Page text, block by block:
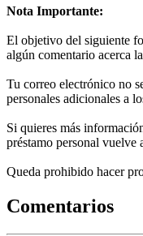
Nota Importante:
El objetivo del siguiente
algún comentario acerca
Tu correo electrónico no
personales adicionales a
Si quieres más
préstamo personal vuelve
Queda prohibido hacer
Comentarios